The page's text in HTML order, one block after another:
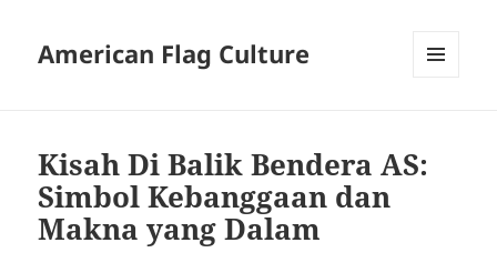
American Flag Culture
Kisah Di Balik Bendera AS:
Simbol Kebanggaan dan
Makna yang Dalam